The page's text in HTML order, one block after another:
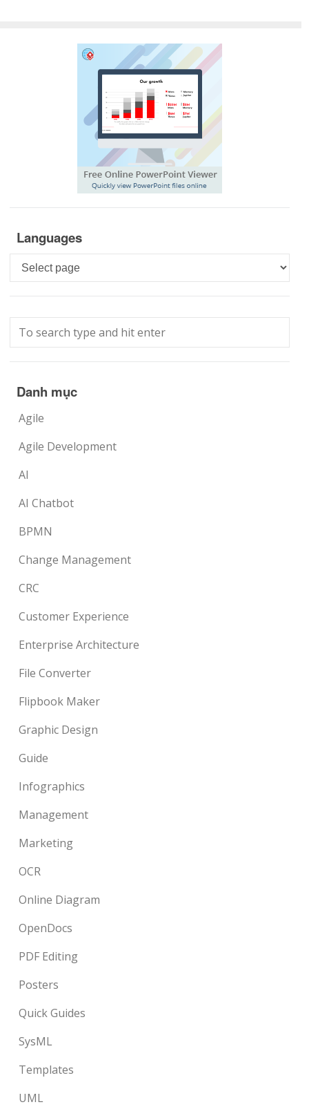
Languages
Languages
Danh mục
Agile
Agile Development
AI
AI Chatbot
BPMN
Change Management
CRC
Customer Experience
Enterprise Architecture
File Converter
Flipbook Maker
Graphic Design
Guide
Infographics
Management
Marketing
OCR
Online Diagram
OpenDocs
PDF Editing
Posters
Quick Guides
SysML
Templates
UML